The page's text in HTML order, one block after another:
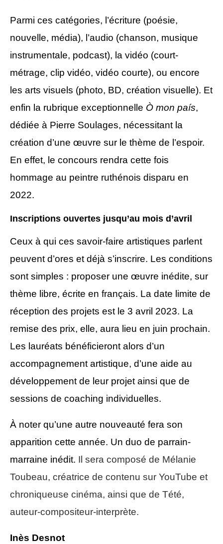
Parmi ces catégories, l’écriture (poésie,
nouvelle, média), l’audio (chanson, musique
instrumentale, podcast), la vidéo (court-
métrage, clip vidéo, vidéo courte), ou encore
les arts visuels (photo, BD, création visuelle). Et
enfin la rubrique exceptionnelle Ò mon país,
dédiée à Pierre Soulages, nécessitant la
création d’une œuvre sur le thème de l’espoir.
En effet, le concours rendra cette fois
hommage au peintre ruthénois disparu en
2022.
Inscriptions ouvertes jusqu’au mois d’avril
Ceux à qui ces savoir-faire artistiques parlent
peuvent d’ores et déjà s’inscrire. Les conditions
sont simples : proposer une œuvre inédite, sur
thème libre, écrite en français. La date limite de
réception des projets est le 3 avril 2023. La
remise des prix, elle, aura lieu en juin prochain.
Les lauréats bénéficieront alors d’un
accompagnement artistique, d’une aide au
développement de leur projet ainsi que de
sessions de coaching individuelles.
À noter qu’une autre nouveauté fera son
apparition cette année. Un duo de parrain-
marraine inédit. Il sera composé de Mélanie
Toubeau, créatrice de contenu sur YouTube et
chroniqueuse cinéma, ainsi que de Tété,
auteur-compositeur-interprète.
Inès Desnot